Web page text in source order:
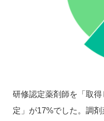
研修認定薬剤師を「取
定」が17%でした。調